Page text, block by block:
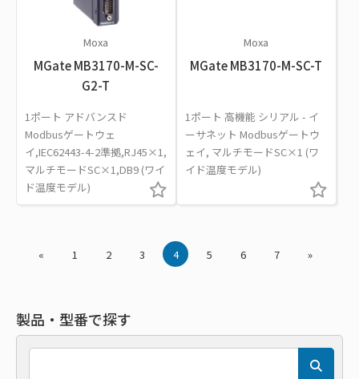
Moxa
MGate MB3170-M-SC-
G2-T
1ポート アドバンスド
Modbusゲートウェ
イ,IEC62443-4-2準拠,RJ45×1,
マルチモードSC×1,DB9 (ワイ
ド温度モデル)
Moxa
MGate MB3170-M-SC-T
1ポート 高機能 シリアル - イ
ーサネット Modbusゲートウ
ェイ, マルチモードSC×1 (ワ
イド温度モデル)
« 1 2 3 4 5 6 7 »
製品・型番で探す